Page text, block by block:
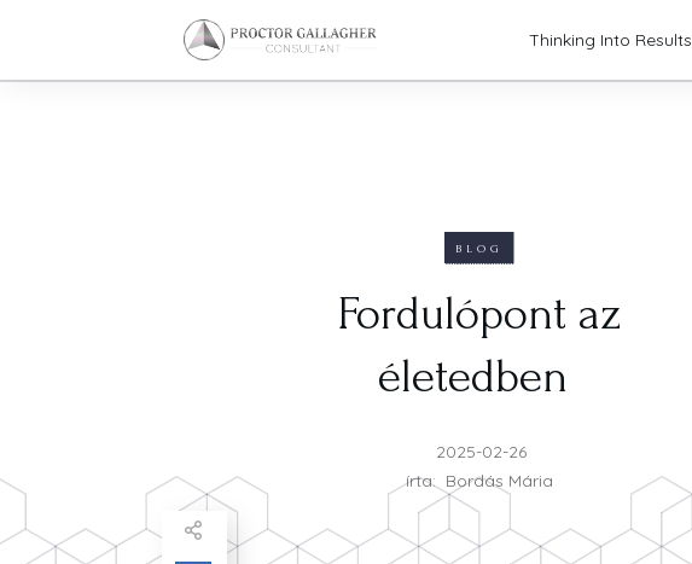
Thinking Into Results
BLOG
Fordulópont az
életedben
2025-02-26
írta: Bordás Mária